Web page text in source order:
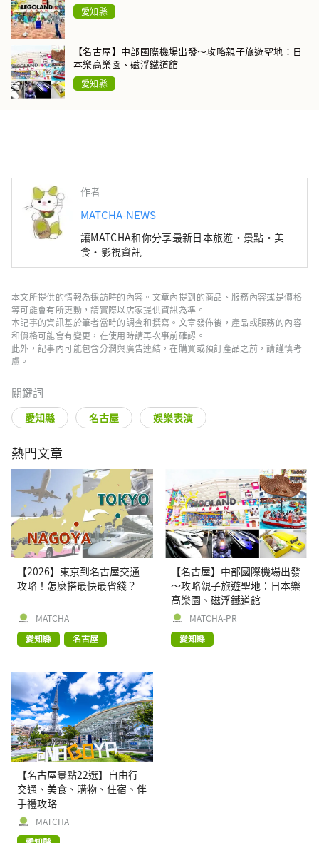
愛知縣
【名古屋】中部國際機場出發～攻略親子旅遊聖地：日
本樂高樂園、磁浮鐵道館
愛知縣
作者
MATCHA-NEWS
讓MATCHA和你分享最新日本旅遊・景點・美
食・影視資訊
本文所提供的情報為採訪時的內容。文章內提到的商品、服務內容或是價格
等可能會有所更動，請實際以店家提供資訊為準。
本記事的資訊基於筆者當時的調查和撰寫。文章發佈後，產品或服務的內容
和價格可能會有變更，在使用時請再次事前確認。
此外，記事內可能包含分潤與廣告連結，在購買或預訂產品之前，請謹慎考
慮。
關鍵詞
愛知縣 名古屋 娛樂表演
熱門文章
【2026】東京到名古屋交通
攻略！怎麼搭最快最省錢？
MATCHA
愛知縣
名古屋
【名古屋】中部國際機場出發
～攻略親子旅遊聖地：日本樂
高樂園、磁浮鐵道館
MATCHA-PR
愛知縣
【名古屋景點22選】自由行
交通、美食、購物、住宿、伴
手禮攻略
MATCHA